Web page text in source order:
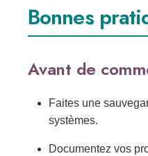
Bonnes
Avant de
Faites une
systèmes.
Documentez vos